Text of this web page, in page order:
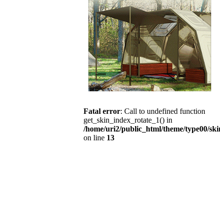
Fatal error: Call to undefined function
get_skin_index_rotate_1() in
/home/uri2/public_html/theme/type00/
on line 13